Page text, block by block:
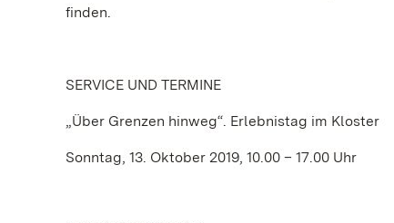
finden.
SERVICE UND TERMINE
„Über Grenzen hinweg“. Erlebnistag im Kloster
Sonntag, 13. Oktober 2019, 10.00 – 17.00 Uhr